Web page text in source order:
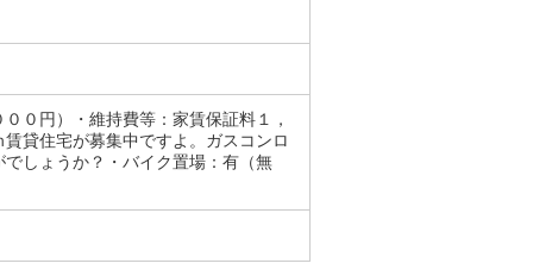
０円）・維持費等：家賃保証料１，
貸住宅が募集中ですよ。ガスコンロ
しょうか？・バイク置場：有（無